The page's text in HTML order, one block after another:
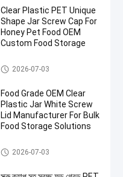
Clear Plastic PET Unique
Shape Jar Screw Cap For
Honey Pet Food OEM
Custom Food Storage
প্লাস্টিকের প্যাকেজিং জার
2026-07-03
Food Grade OEM Clear
Plastic Jar White Screw
Lid Manufacturer For Bulk
Food Storage Solutions
প্লাস্টিকের প্যাকেজিং জার
2026-07-03